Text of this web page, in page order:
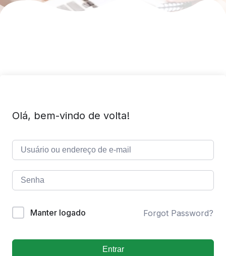
Olá, bem-vindo de volta!
Manter logado Forgot Password?
Entrar